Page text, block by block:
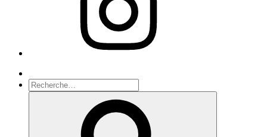
Recherche
pour